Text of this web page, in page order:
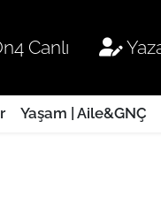
Canlı
Yaşam | Aile&GNÇ